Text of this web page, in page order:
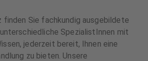
finden Sie fachkundig ausgebildete
SpezialistInnen mit
jederzeit bereit, Ihnen eine
zu bieten. Unsere